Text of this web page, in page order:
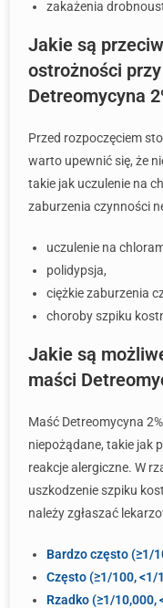
zakażenia
Jakie są
ostrożności
Detreomycyna
Przed rozpoczęciem
warto upewnić się, że
takie jak uczulenie na
zaburzenia czynności
uczulenie na
polidypsja,
ciężkie zaburzenia
choroby szpiku
Jakie są
maści
Maść Detreomycyna
niepożądane, takie jak
reakcje alergiczne. W
uszkodzenie szpiku
należy zgłaszać
Bardzo często (≥1/
Często (≥1/100, <1/
Rzadko (≥1/10,000,